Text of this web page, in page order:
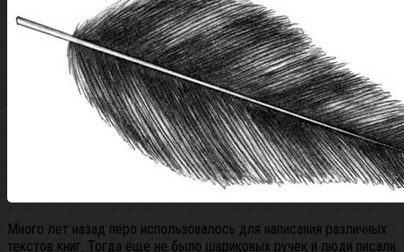
Много лет назад перо использовалось для написания различных
текстов книг. Тогда еще не было шариковых ручек и люди писали